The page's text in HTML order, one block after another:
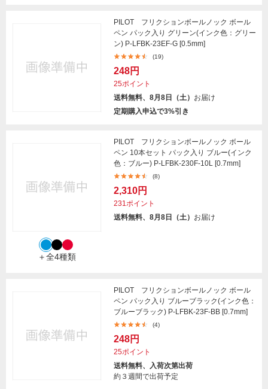
PILOT フリクションボールノック ボール
ペン パック入り グリーン(インク色：グリー
ン) P-LFBK-23EF-G [0.5mm]
(19)
248円
25ポイント
送料無料、8月8日（土） お届け
定期購入申込で3%引き
＋全4種類
PILOT フリクションボールノック ボール
ペン 10本セット パック入り ブルー(インク
色：ブルー) P-LFBK-230F-10L [0.7mm]
(8)
2,310円
231ポイント
送料無料、8月8日（土） お届け
PILOT フリクションボールノック ボール
ペン パック入り ブルーブラック(インク色：
ブルーブラック) P-LFBK-23F-BB [0.7mm]
(4)
248円
25ポイント
送料無料、入荷次第出荷
約３週間で出荷予定